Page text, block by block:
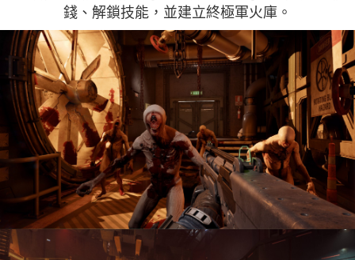
錢、解鎖技能，並建立終極軍火庫。